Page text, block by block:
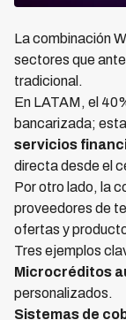
La combinación
sectores que
tradicional.
En LATAM, el
bancarizada;
servicios
directa desde el
Por otro lado, la
proveedores de
ofertas y
Tres ejemplos
Microcréditos
personalizados.
Sistemas de